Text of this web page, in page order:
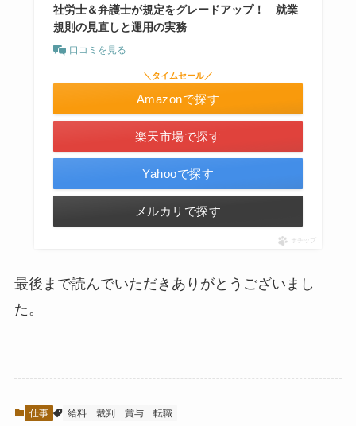
社労士＆弁護士が規定をグレードアップ！ 就業
規則の見直しと運用の実務
口コミを見る
＼タイムセール／
Amazonで探す
楽天市場で探す
Yahooで探す
メルカリで探す
ポチップ
最後まで読んでいただきありがとうございまし
た。
仕事 給料 裁判 賞与 転職